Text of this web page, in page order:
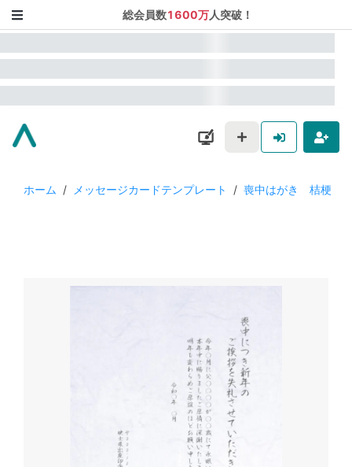
総会員数1600万人突破！
ホーム / メッセージカードテンプレート / 喪中はがき 桔梗